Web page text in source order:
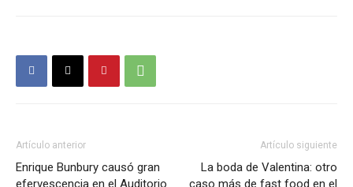
Artículo anterior
Enrique Bunbury causó gran
efervescencia en el Auditorio
Artículo siguiente
La boda de Valentina: otro
caso más de fast food en el